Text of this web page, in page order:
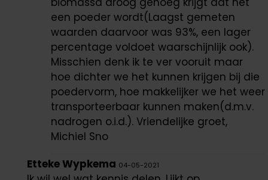
een poeder wordt(Laagst gemeten
waarden daarvoor was 93%, een lager
percentage voldoet waarschijnlijk ook).
Misschien denk ik te ver vooruit maar
hoe dichter we het kunnen krijgen bij die
poedervorm, hoe makkelijker we het weer
transporteerbaar kunnen maken(d.m.v.
nadrogen o.i.d.). Vriendelijke groet,
Michiel Sno
Etteke Wypkema 04-05-2021